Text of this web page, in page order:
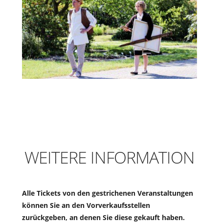
WEITERE INFORMATION
Alle Tickets von den gestrichenen Veranstaltungen
können Sie an den Vorverkaufsstellen
zurückgeben, an denen Sie diese gekauft haben.